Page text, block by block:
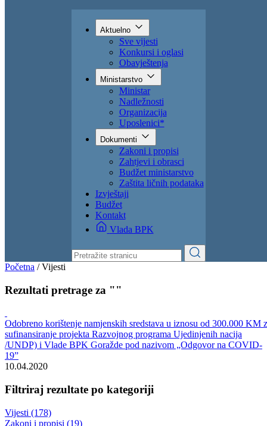
Vlada BPK
Aktuelno
Sve vijesti
Konkursi i oglasi
Obavještenja
Ministarstvo
Ministar
Nadležnosti
Organizacija
Uposlenici*
Dokumenti
Zakoni i propisi
Zahtjevi i obrasci
Budžet ministarstvo
Zaštita ličnih podataka
Izvještaji
Budžet
Kontakt
Vlada BPK
Vijesti
Rezultati pretrage za ""